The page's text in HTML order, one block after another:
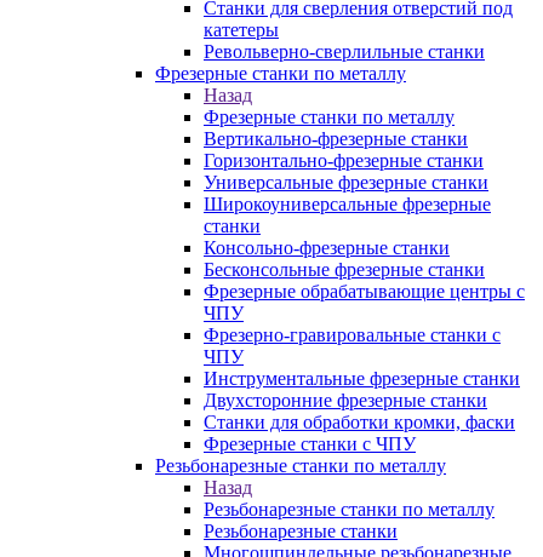
Станки для сверления отверстий под
катетеры
Револьверно-сверлильные станки
Фрезерные станки по металлу
Назад
Фрезерные станки по металлу
Вертикально-фрезерные станки
Горизонтально-фрезерные станки
Универсальные фрезерные станки
Широкоуниверсальные фрезерные
станки
Консольно-фрезерные станки
Бесконсольные фрезерные станки
Фрезерные обрабатывающие центры с
ЧПУ
Фрезерно-гравировальные станки с
ЧПУ
Инструментальные фрезерные станки
Двухсторонние фрезерные станки
Станки для обработки кромки, фаски
Фрезерные станки с ЧПУ
Резьбонарезные станки по металлу
Назад
Резьбонарезные станки по металлу
Резьбонарезные станки
Многошпиндельные резьбонарезные